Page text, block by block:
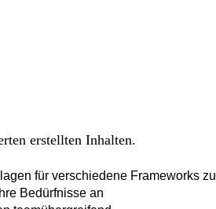
erstellten Inhalten.
für verschiedene Frameworks zu
Bedürfnisse an